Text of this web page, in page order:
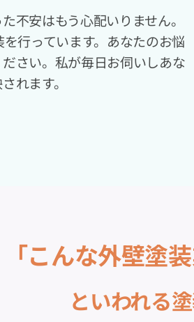
不安はもう心配いりません。
行っています。あなたのお悩
さい。私が毎日お伺いしあな
れます。
「こんな外壁塗
といわれる